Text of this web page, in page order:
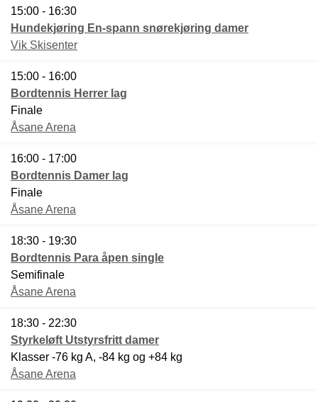
15:00 - 16:30
Hundekjøring En-spann snørekjøring damer
Vik Skisenter
15:00 - 16:00
Bordtennis Herrer lag
Finale
Åsane Arena
16:00 - 17:00
Bordtennis Damer lag
Finale
Åsane Arena
18:30 - 19:30
Bordtennis Para åpen single
Semifinale
Åsane Arena
18:30 - 22:30
Styrkeløft Utstyrsfritt damer
Klasser -76 kg A, -84 kg og +84 kg
Åsane Arena